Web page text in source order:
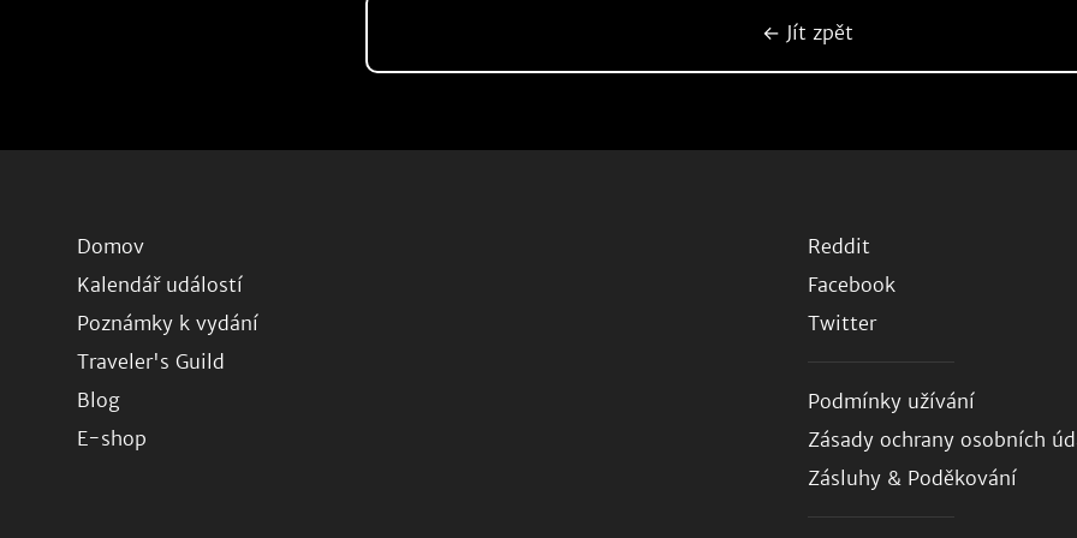
← Jít zpět
Domov
Kalendář událostí
Poznámky k vydání
Traveler's Guild
Blog
E-shop
Reddit
Facebook
Twitter
Podmínky užívání
Zásady ochrany osobních
Zásluhy & Poděkování